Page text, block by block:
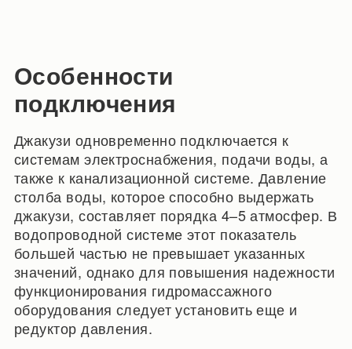
Особенности
подключения
Джакузи одновременно подключается к
системам электроснабжения, подачи воды, а
также к канализационной системе. Давление
столба воды, которое способно выдержать
джакузи, составляет порядка 4–5 атмосфер. В
водопроводной системе этот показатель
большей частью не превышает указанных
значений, однако для повышения надежности
функционирования гидромассажного
оборудования следует установить еще и
редуктор давления.